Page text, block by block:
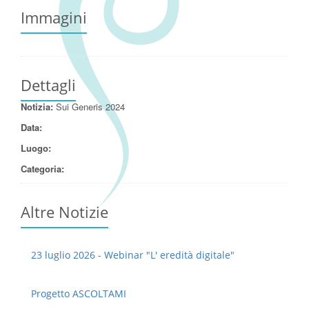
Immagini
Dettagli
Notizia: Sui Generis 2024
Data:
Luogo:
Categoria:
Altre Notizie
23 luglio 2026 - Webinar "L' eredità digitale"
Progetto ASCOLTAMI